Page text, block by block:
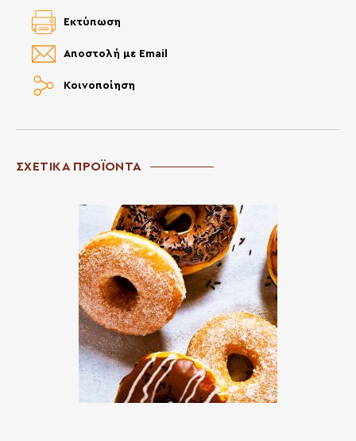
Κοινοποίηση
Αποστολή με Email
Εκτύπωση
ΣΧΕΤΙΚΑ ΠΡΟΪΟΝΤΑ